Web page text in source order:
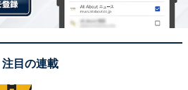
こうする。アイスコーヒーでも
東京都）」「美味しいですが、
こえているので少し高いなと感
注目の連載